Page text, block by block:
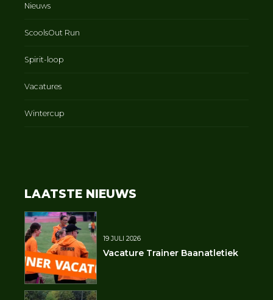
Nieuws
ScoolsOut Run
Spirit-loop
Vacatures
Wintercup
LAATSTE NIEUWS
19 JULI 2026
Vacature Trainer Baanatletiek